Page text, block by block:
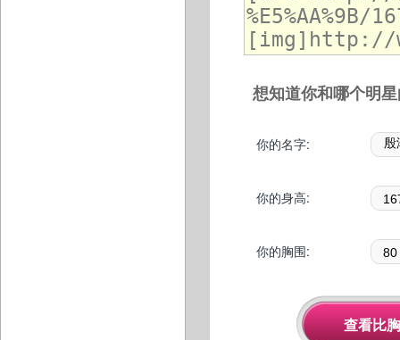
想知道你和哪个明
你的名字:
你的身高:
你的胸围: